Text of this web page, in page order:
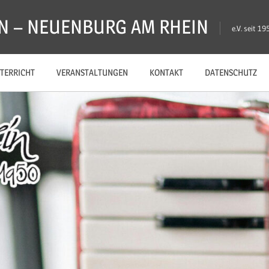
– NEUENBURG AM RHEIN e.V. seit
VERANSTALTUNGEN KONTAKT DATENSCHUTZ